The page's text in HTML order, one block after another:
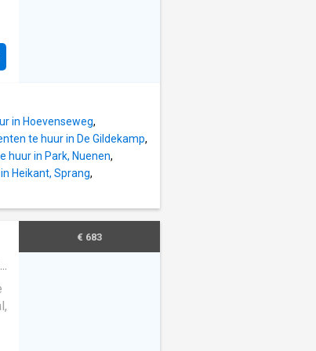
in Hoevenseweg,
te huur in De Gildekamp,
huur in Park, Nuenen,
Heikant, Sprang,
·
€ 683